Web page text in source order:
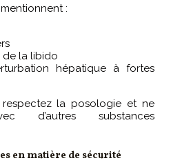
:
de la libido
hépatique à fortes
respectez la posologie et ne
d’autres substances
en matière de sécurité